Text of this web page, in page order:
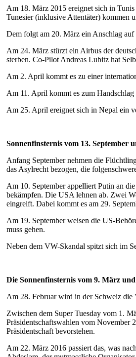
Am 18. März 2015 ereignet sich in
Tunesier (inklusive Attentäter) kommen
Dem folgt am 20. März ein Anschlag auf
Am 24. März stürzt ein Airbus der
sterben. Co-Pilot Andreas Lubitz hat
Am 2. April kommt es zu einer
Am 11. April kommt es zum
Am 25. April ereignet sich in Nepal ein
Sonnenfinsternis vom 13. September
Anfang September nehmen die
das Asylrecht bezogen, die
Am 10. September appelliert Putin an
bekämpfen. Die USA lehnen ab. Zwei
eingreift. Dabei kommt es am 29.
Am 19. September weisen die US-
muss gehen.
Neben dem VW-Skandal spitzt sich im
Die Sonnenfinsternis vom 9. März
Am 28. Februar wird in der Schweiz die
Zwischen dem Super Tuesday vom 1.
Präsidentschaftswahlen vom
Präsidentschaft bevorstehen.
Am 22. März 2016 passiert das, was